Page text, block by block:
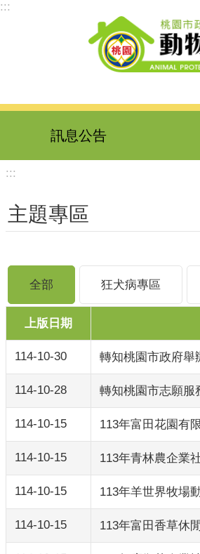
跳到主要內容區塊
:::
訊息公告
:::
主題專區
全部 狂犬病專區
上版日期
114-10-30 轉知桃園市政府舉
114-10-28 轉知桃園市志願服
114-10-15 113年富田花園有
114-10-15 113年青林農企業
114-10-15 113年羊世界牧場
114-10-15 113年富田香草休